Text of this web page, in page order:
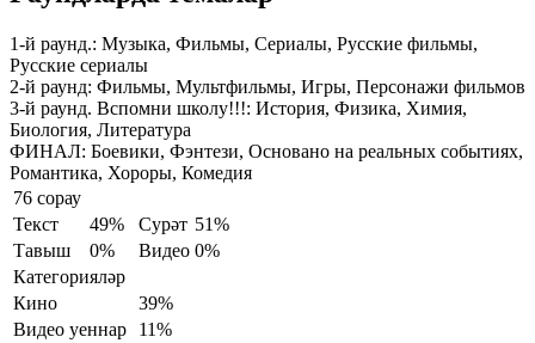
1-й раунд.: Музыка, Фильмы, Сериалы, Русские фильмы,
Русские сериалы
2-й раунд: Фильмы, Мультфильмы, Игры, Персонажи фильмов
3-й раунд. Вспомни школу!!!: История, Физика, Химия,
Биология, Литература
ФИНАЛ: Боевики, Фэнтези, Основано на реальных событиях,
Романтика, Хороры, Комедия
76 сорау
Текст
49% Сурәт 51%
Тавыш
0% Видео 0%
Категорияләр
Кино
39%
Видео уеннар
11%